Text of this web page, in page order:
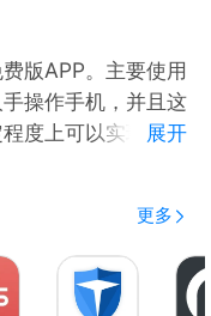
版APP。主要使用
操作手机，并且这
度上可以实现自动
展开
更多